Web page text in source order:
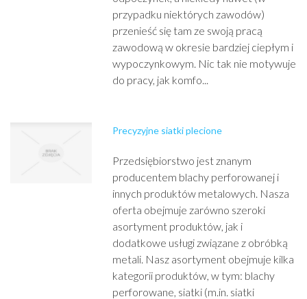
przypadku niektórych zawodów)
przenieść się tam ze swoją pracą
zawodową w okresie bardziej ciepłym i
wypoczynkowym. Nic tak nie motywuje
do pracy, jak komfo...
Precyzyjne siatki plecione
Przedsiębiorstwo jest znanym
producentem blachy perforowanej i
innych produktów metalowych. Nasza
oferta obejmuje zarówno szeroki
asortyment produktów, jak i
dodatkowe usługi związane z obróbką
metali. Nasz asortyment obejmuje kilka
kategorii produktów, w tym: blachy
perforowane, siatki (m.in. siatki